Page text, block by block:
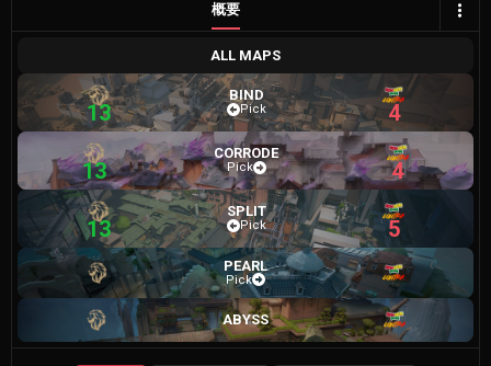
概要
ALL MAPS
13
BIND
Pick 4
13
CORRODE
Pick 4
13
SPLIT
Pick 5
PEARL
Pick
ABYSS